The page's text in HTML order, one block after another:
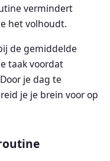
vermindert
het volhoudt.
de gemiddelde
taak voordat
je dag te
je je brein voor op